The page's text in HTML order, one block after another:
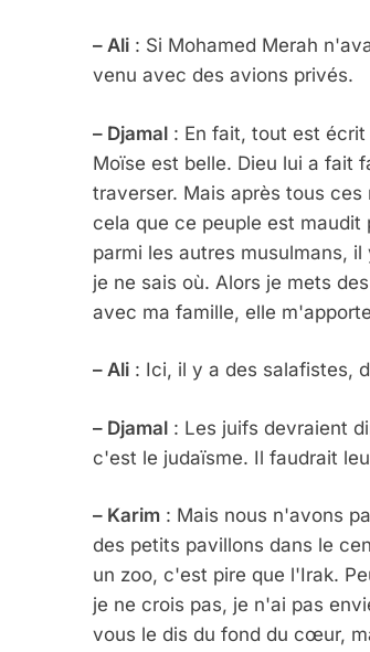
– Ali : Si Mohamed Merah
venu avec des avions privés.
– Djamal : En fait, tout est
Moïse est belle. Dieu lui a fait
traverser. Mais après tous
cela que ce peuple est
parmi les autres musulmans,
je ne sais où. Alors je mets
avec ma famille, elle
– Ali : Ici, il y a des salafistes,
– Djamal : Les juifs devraient
c'est le judaïsme. Il faudrait
– Karim : Mais nous n'avons
des petits pavillons dans le
un zoo, c'est pire que l'Irak.
je ne crois pas, je n'ai pas
vous le dis du fond du cœur,
5